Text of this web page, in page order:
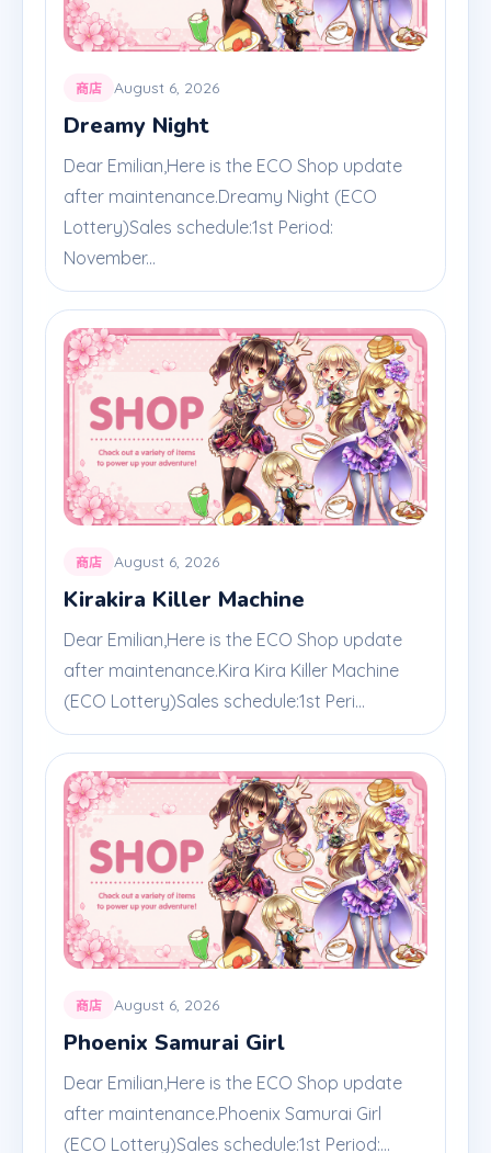
商店 August 6, 2026
Dreamy Night
Dear Emilian,Here is the ECO Shop update
after maintenance.Dreamy Night (ECO
Lottery)Sales schedule:1st Period:
November...
商店 August 6, 2026
Kirakira Killer Machine
Dear Emilian,Here is the ECO Shop update
after maintenance.Kira Kira Killer Machine
(ECO Lottery)Sales schedule:1st Peri...
商店 August 6, 2026
Phoenix Samurai Girl
Dear Emilian,Here is the ECO Shop update
after maintenance.Phoenix Samurai Girl
(ECO Lottery)Sales schedule:1st Period:...